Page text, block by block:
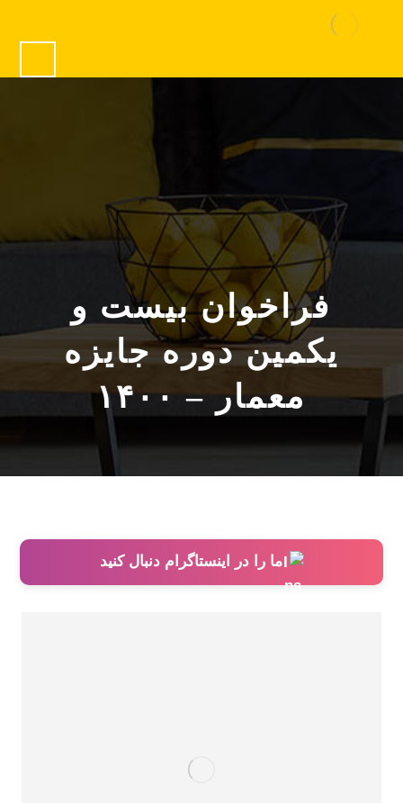
فراخوان بیست و
یکمین دوره جایزه
معمار – ۱۴۰۰
ما را در اینستاگرام دنبال کنید